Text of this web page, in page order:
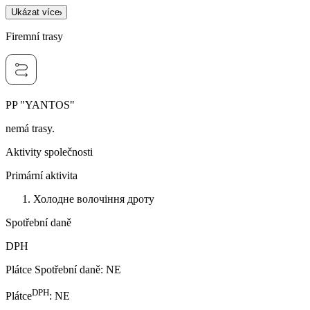
Ukázat více
Firemní trasy
PP "YANTOS"
nemá trasy.
Aktivity společnosti
Primární aktivita
Холодне волочіння дроту
Spotřební daně
DPH
Plátce Spotřební daně: NE
PlátceDPH: NE